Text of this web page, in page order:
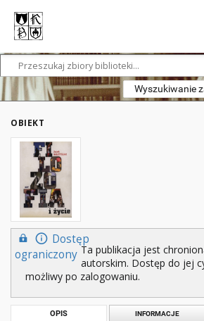
Wyszukiwanie
OBIEKT
Dostęp
ograniczony Ta publikacja jest
autorskim. Dostęp do jej
możliwy po zalogowaniu.
OPIS INFORMACJE